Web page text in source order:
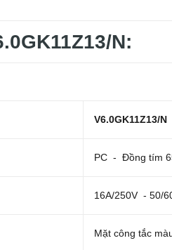
N:
V6.0GK11Z13/N
PC - Đồng tím
16A/250V - 50/
Mặt công tắc